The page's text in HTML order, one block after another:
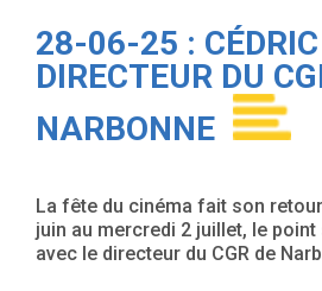
28-06-25 : CÉDRIC
DIRECTEUR DU
NARBONNE
La fête du cinéma fait son
juin au mercredi 2 juillet, le
avec le directeur du CGR de